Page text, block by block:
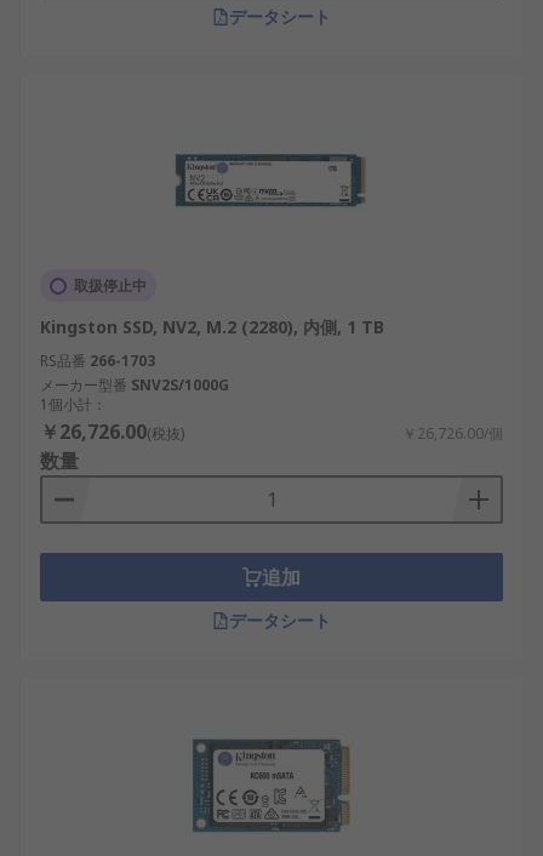
データシート
取扱停止中
Kingston SSD, NV2, M.2 (2280), 内側, 1 TB
RS品番 266-1703
メーカー型番 SNV2S/1000G
1個小計：
￥26,726.00(税抜) ￥26,726.00/個
数量
追加
データシート